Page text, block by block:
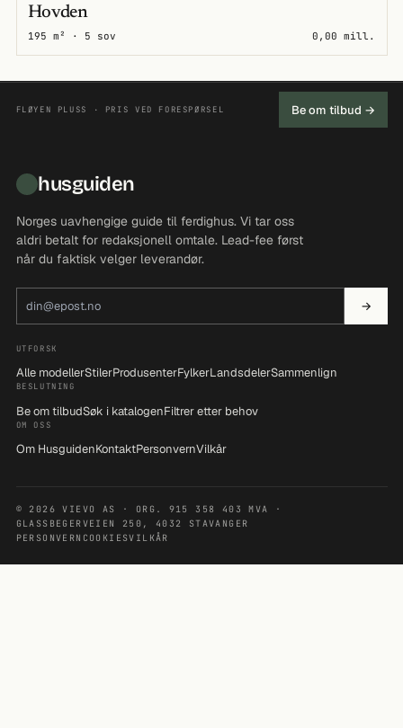
Hovden
195 m² · 5 sov 0,00 mill.
FLØYEN PLUSS · PRIS VED FORESPØRSEL Be om tilbud →
husguiden
Norges uavhengige guide til ferdighus. Vi tar oss
aldri betalt for redaksjonell omtale. Lead-fee først
når du faktisk velger leverandør.
→
UTFORSK
Alle modellerStilerProdusenterFylkerLandsdelerSammenlign
BESLUTNING
Be om tilbudSøk i katalogenFiltrer etter behov
OM OSS
Om HusguidenKontaktPersonvernVilkår
© 2026 VIEVO AS · ORG. 915 358 403 MVA ·
GLASSBEGERVEIEN 250, 4032 STAVANGER
PERSONVERN COOKIESVILKÅR